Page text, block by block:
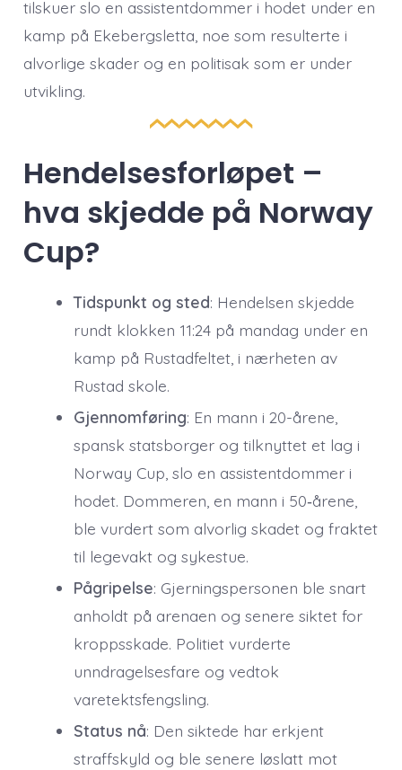
tilskuer slo en assistentdommer i hodet under en
kamp på Ekebergsletta, noe som resulterte i
alvorlige skader og en politisak som er under
utvikling.
Hendelsesforløpet –
hva skjedde på Norway
Cup?
Tidspunkt og sted: Hendelsen skjedde
rundt klokken 11:24 på mandag under en
kamp på Rustadfeltet, i nærheten av
Rustad skole.
Gjennomføring: En mann i 20-årene,
spansk statsborger og tilknyttet et lag i
Norway Cup, slo en assistentdommer i
hodet. Dommeren, en mann i 50‑årene,
ble vurdert som alvorlig skadet og fraktet
til legevakt og sykestue.
Pågripelse: Gjerningspersonen ble snart
anholdt på arenaen og senere siktet for
kroppsskade. Politiet vurderte
unndragelsesfare og vedtok
varetektsfengsling.
Status nå: Den siktede har erkjent
straffskyld og ble senere løslatt mot